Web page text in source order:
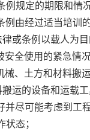
规定的期限和情
由经过适当培训
条例以载人为目
安全使用的紧急情
土方和材料搬
运的设备和运载工
尽可能考虑到工
态；